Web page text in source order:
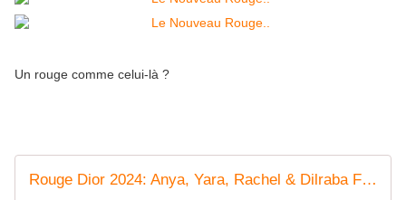
Un rouge comme celui-là ?
Rouge Dior 2024: Anya, Yara, Rachel & Dilraba Front the Iconic Lipstick